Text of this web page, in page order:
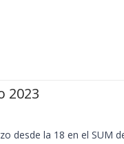
2023
desde la 18 en el SUM